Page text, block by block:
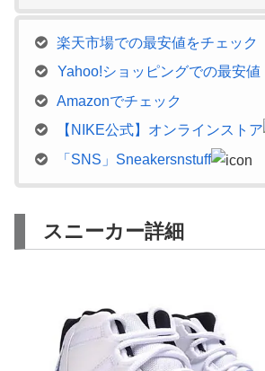
楽天市場での最安値をチェック
Yahoo!ショッピングでの最安値
Amazonでチェック
【NIKE公式】オンラインストア
「SNS」Sneakersnstuff
スニーカー詳細